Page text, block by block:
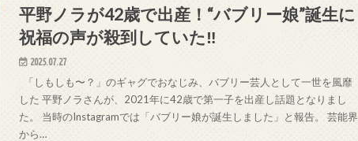
平野ノラが42歳で出産！“バブリー娘”誕生に
祝福の声が殺到していた‼
2025.07.27
「しもしも〜？」のギャグでおなじみ、バブリー芸人として一世を風靡
した 平野ノラさんが、2021年に42歳で第一子を出産し話題となりまし
た。 当時のInstagramでは「バブリー娘が誕生しました」と報告。 芸能界
から…